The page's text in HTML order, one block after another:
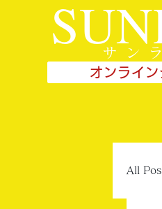
サン
オンライ
All